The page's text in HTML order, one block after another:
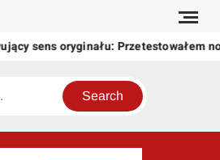
sens oryginału: Przetestowałem